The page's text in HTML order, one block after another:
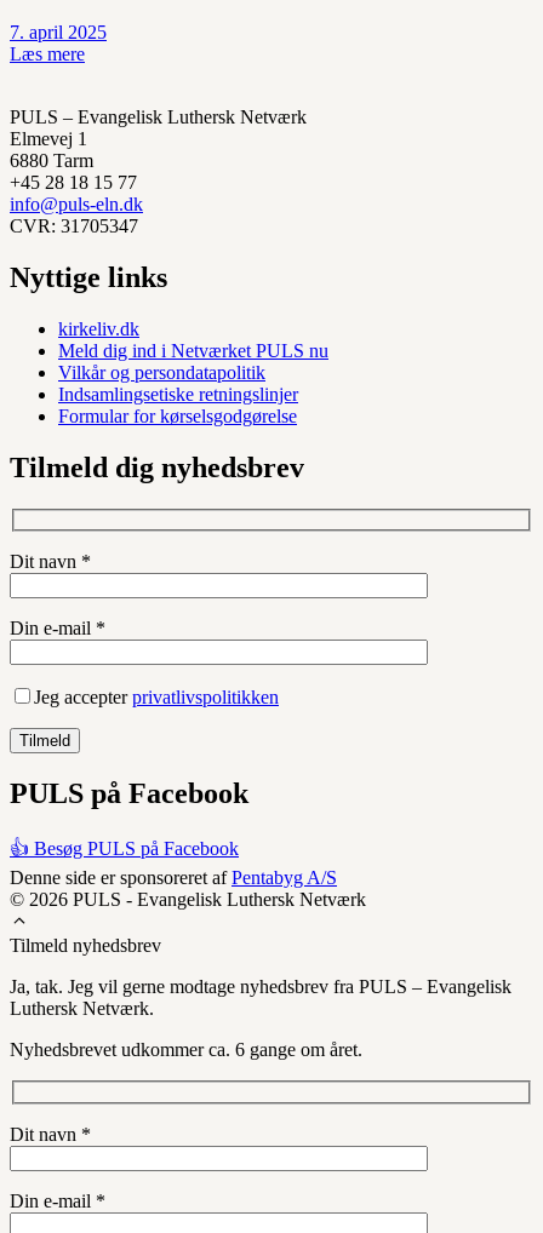
7. april 2025
Læs mere
PULS – Evangelisk Luthersk Netværk
Elmevej 1
6880 Tarm
+45 28 18 15 77
info@puls-eln.dk
CVR: 31705347
Nyttige links
kirkeliv.dk
Meld dig ind i Netværket PULS nu
Vilkår og persondatapolitik
Indsamlingsetiske retningslinjer
Formular for kørselsgodgørelse
Tilmeld dig nyhedsbrev
Dit navn *
Din e-mail *
Jeg accepterprivatlivspolitikken
PULS på Facebook
👍 Besøg PULS på Facebook
Denne side er sponsoreret afPentabyg A/S
© 2026 PULS - Evangelisk Luthersk Netværk
Tilmeld nyhedsbrev
Ja, tak. Jeg vil gerne modtage nyhedsbrev fra PULS – Evangelisk
Luthersk Netværk.
Nyhedsbrevet udkommer ca. 6 gange om året.
Dit navn *
Din e-mail *